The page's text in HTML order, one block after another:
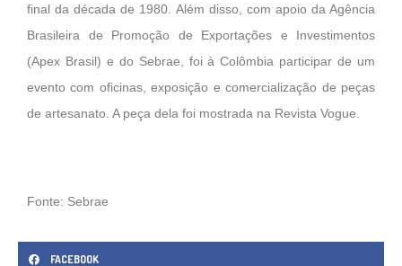
final da década de 1980. Além disso, com apoio da Agência
Brasileira de Promoção de Exportações e Investimentos
(Apex Brasil) e do Sebrae, foi à Colômbia participar de um
evento com oficinas, exposição e comercialização de peças
de artesanato. A peça dela foi mostrada na Revista Vogue.
Fonte: Sebrae
FACEBOOK